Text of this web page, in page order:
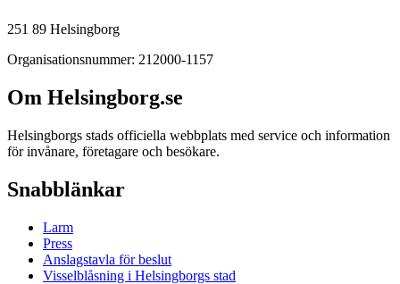
251 89 Helsingborg
Organisationsnummer: 212000-1157
Om Helsingborg.se
Helsingborgs stads officiella webbplats med service och information
för invånare, företagare och besökare.
Snabblänkar
Larm
Press
Anslagstavla för beslut
Visselblåsning i Helsingborgs stad